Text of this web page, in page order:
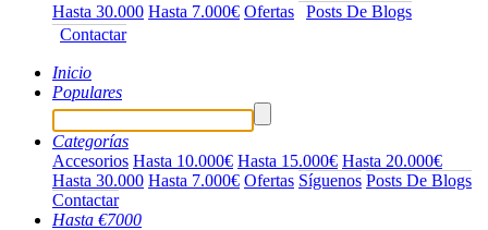
Hasta 30.000 Hasta 7.000€ Ofertas
Posts De Blogs
Contactar
Inicio
Populares
Categorías
Accesorios Hasta 10.000€ Hasta 15.000€ Hasta 20.000€
Hasta 30.000 Hasta 7.000€ Ofertas Síguenos Posts De Blogs
Contactar
Hasta €7000